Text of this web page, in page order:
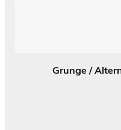
Grunge /